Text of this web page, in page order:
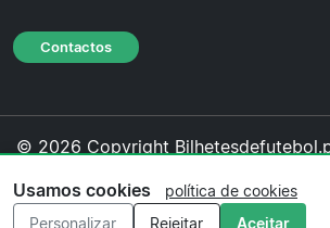
Contactos
© 2026 Copyright
cookies·Política
Usamos cookies
política de cookies
Personalizar
Rejeitar Aceitar